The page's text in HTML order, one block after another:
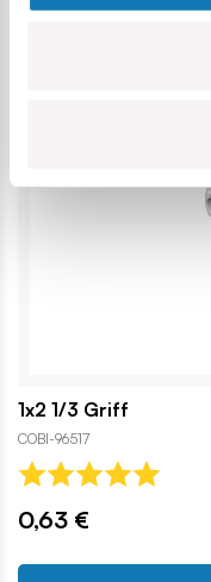
1x2 1/3 Griff
COBI-96517
0,63 €